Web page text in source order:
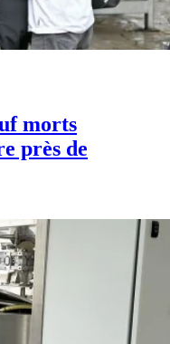
morts
près de